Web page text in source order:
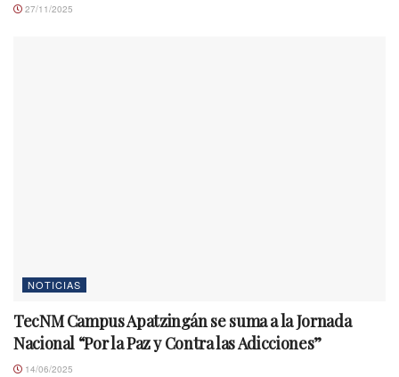
27/11/2025
NOTICIAS
TecNM Campus Apatzingán se suma a la Jornada
Nacional “Por la Paz y Contra las Adicciones”
14/06/2025